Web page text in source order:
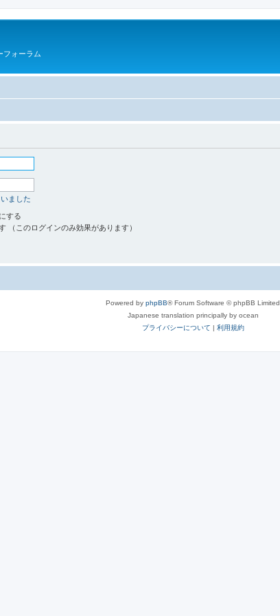
フォーラム
ました
する
（このログインのみ効果があります）
Powered by phpBB® Forum Software © phpBB Limited
Japanese translation principally by ocean
プライバシーについて | 利用規約